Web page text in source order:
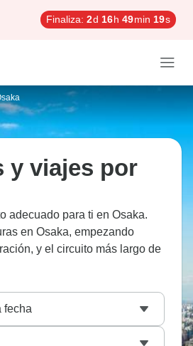
Finaliza: 2d 16h 49min 18s
y viajes por
adecuado para ti en Osaka.
en Osaka, empezando
y el circuito más largo de
fecha